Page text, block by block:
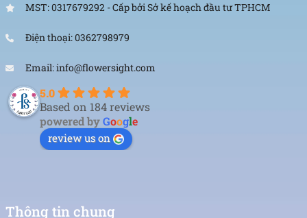
MST: 0317679292 - Cấp bởi Sở kế hoạch đầu tư TPHCM
Điện thoại: 0362798979
Email: info@flowersight.com
5.0
Based on 184 reviews
powered byGoogle
review us on
Thông tin chung